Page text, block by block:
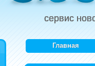
сервис
Главная